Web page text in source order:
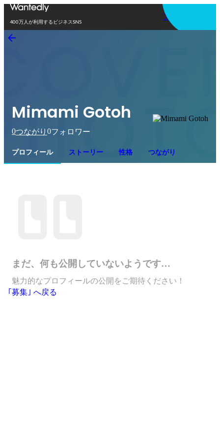
400万人が利用するビジネスSNS
アプリを使う
Mimami Gotoh
0つながり 0フォロワー
プロフィール ストーリー 性格 つながり
まだ、何も公開していないようです…
魅力的なプロフィールの公開をご期待ください！
｢募集｣ へ戻る